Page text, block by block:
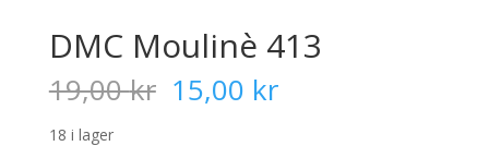
DMC Moulinè 413
19,00kr Det
ursprungliga
15,00 krDet
18 i lager